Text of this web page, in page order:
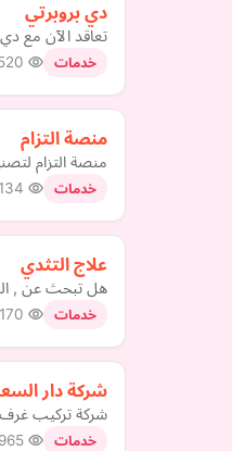
دي بروبرتي
تعاقد الآن مع دي
خدمات
منصة التزام
منصة التزام
خدمات
علاج التثدي
هل تبحث عن ,
خدمات
شركة دار
شركة تركيب غرف
خدمات